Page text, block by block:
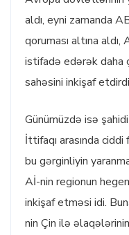
aldı, eyni zamanda
qoruması altına
istifadə edərək
sahəsini inkişaf
Günümüzdə isə
İttifaqı arasında ciddi
bu gərginliyin
Aİ-nin regionun
inkişaf etməsi idi.
nin Çin ilə